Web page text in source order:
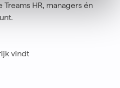
HR, managers én
vindt